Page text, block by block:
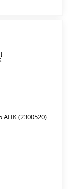
(2300520)